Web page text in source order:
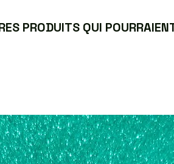
PRODUITS QUI